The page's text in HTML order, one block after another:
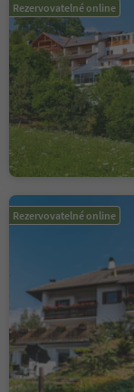
Rezervovatelné online
Rezervovatelné online